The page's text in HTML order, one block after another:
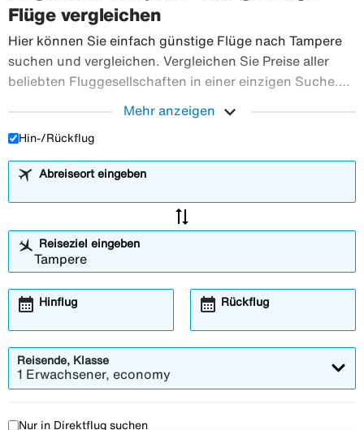
Flüge vergleichen
Hier können Sie einfach günstige Flüge nach Tampere
suchen und vergleichen. Vergleichen Sie Preise aller
beliebten Fluggesellschaften in einer einzigen Suche.
haben ein riesiges Angebot an Flugreisen in die ganze
Welt.Hier können Sie einfach günstige Flüge nach
Mehr anzeigen expand_more
Hin-/Rückflug
Abreiseort eingeben
sync_alt
Reiseziel eingeben
Hinflug
calendar_month Rückflug
calendar_month
Reisende, Klasse
1 Erwachsener, economy
Nur in Direktflug suchen